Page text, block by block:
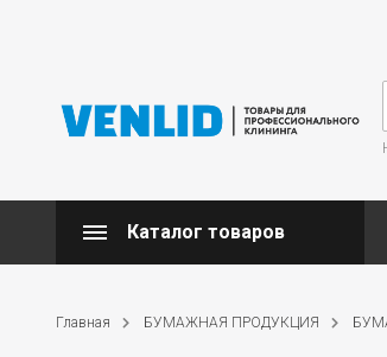
Каталог товаров
Главная БУМАЖНАЯ ПРОДУКЦИЯ